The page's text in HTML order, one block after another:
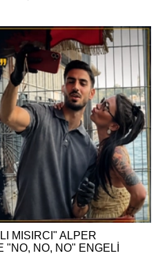
MISIRCI" ALPER
NO, NO" ENGELİ